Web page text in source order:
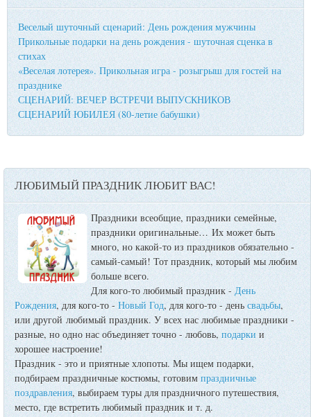
Веселый шуточный сценарий: День рождения мужчины
Прикольные подарки на день рождения - шуточная сценка в
стихах
«Веселая лотерея». Прикольная игра - розыгрыш для гостей на
празднике
СЦЕНАРИЙ: ВЕЧЕР ВСТРЕЧИ ВЫПУСКНИКОВ
СЦЕНАРИЙ ЮБИЛЕЯ (80-летие бабушки)
ЛЮБИМЫЙ ПРАЗДНИК ЛЮБИТ ВАС!
Праздники всеобщие, праздники семейные,
праздники оригинальные… Их может быть
много, но какой-то из праздников обязательно -
самый-самый! Тот праздник, который мы любим
больше всего.
Для кого-то любимый праздник - День
Рождения, для кого-то -Новый Год, для кого-то - деньсвадьбы,
или другой любимый праздник. У всех нас любимые праздники -
разные, но одно нас объединяет точно - любовь,подаркии
хорошее настроение!
Праздник - это и приятные хлопоты. Мы ищем подарки,
подбираем праздничные костюмы, готовимпраздничные
поздравления, выбираем туры для праздничного путешествия,
место, где встретить любимый праздник и т. д.